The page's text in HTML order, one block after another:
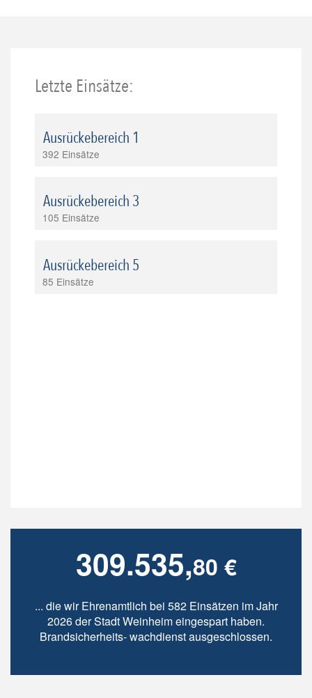
Letzte Einsätze:
Ausrückebereich 1
392 Einsätze
Ausrückebereich 3
105 Einsätze
Ausrückebereich 5
85 Einsätze
309.535,80 €
... die wir Ehrenamtlich bei 582 Einsätzen im Jahr
2026 der Stadt Weinheim eingespart haben.
Brandsicherheits- wachdienst ausgeschlossen.